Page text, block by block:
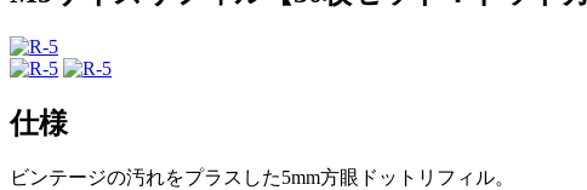
仕様
ビンテージの汚れをプラスした5mm方眼ドットリフィル。